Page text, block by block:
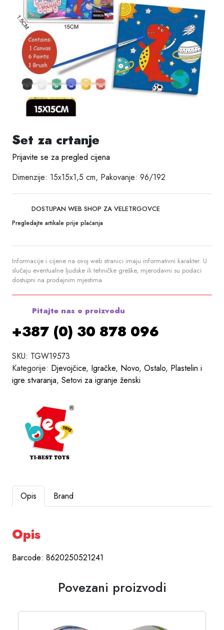
Set za crtanje
Prijavite se za pregled cijena
Dimenzije: 15x15x1,5 cm, Pakovanje: 96/192
DOSTUPAN WEB SHOP ZA VELETRGOVCE
Pregledajte artikale prije plaćanja
Informacije i cijene na ovoj web stranici imaju informativni karakter. U
slučaju eventualne ljudske ili tehničke greške, mjerodavni su podaci
dostupni na prodajnim mjestima
Pitajte nas o proizvodu
+387 (0) 30 878 096
SKU: TGW19573
Kategorije: Djevojčice, Igračke, Novo, Ostalo, Plastelin i
igre stvaranja, Setovi za igranje ženski
Opis Brand
Opis
Barcode: 8620250521241
Povezani proizvodi